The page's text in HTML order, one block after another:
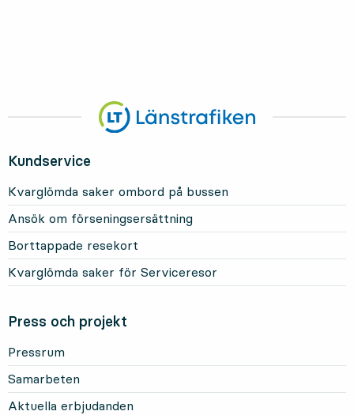
Kundservice
Kvarglömda saker ombord på bussen
Ansök om förseningsersättning
Borttappade resekort
Kvarglömda saker för Serviceresor
Press och projekt
Pressrum
Samarbeten
Aktuella erbjudanden